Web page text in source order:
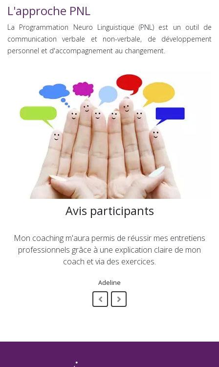
L'approche PNL
La Programmation Neuro Linguistique (PNL) est un outil de
communication verbale et non-verbale, de développement
personnel et d'accompagnement au changement.
Avis participants
Mon coaching m'aura permis de réussir mes entretiens
professionnels grâce à une explication claire de mon
coach et via des exercices.
Adeline